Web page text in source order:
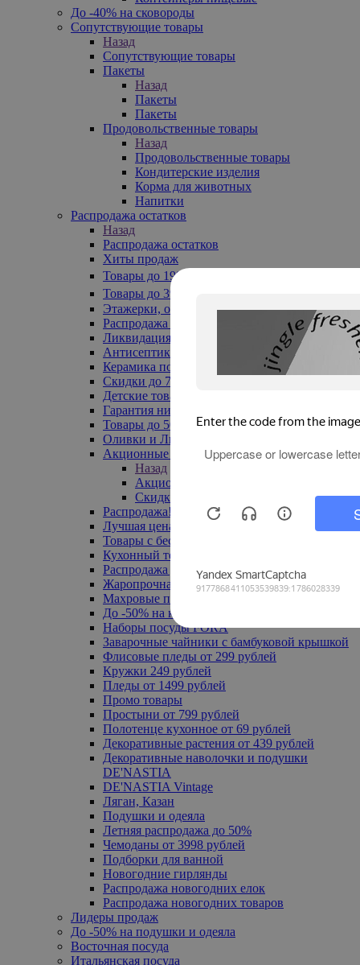
До -40% на сковороды
Сопутствующие товары
Назад
Сопутствующие товары
Пакеты
Назад
Пакеты
Пакеты
Продовольственные товары
Назад
Продовольственные товары
Кондитерские изделия
Корма для животных
Напитки
Распродажа остатков
Назад
Распродажа остатков
Хиты продаж
Товары до 199₽
Товары до 399₽
Этажерки, обувницы
Распродажа текстиля до -50%
Ликвидация до -70%
Антисептики
Керамика по 129 руб
Скидки до 70%
Детские товары
Гарантия низкой цены
Товары до 500 руб
Оливки и Лимоны
Акционные товары
Назад
Акционные товары
Скидка 20% по промокоду
Распродажа! Ульяновск до -70%
Лучшая цена
Товары с бесплатной доставкой
Кухонный текстиль
Распродажа до -50%
Жаропрочная посуда
Махровые полотенца
До -50% на ковры
Наборы посуды FORA
Заварочные чайники с бамбуковой крышкой
Флисовые пледы от 299 рублей
Кружки 249 рублей
Пледы от 1499 рублей
Промо товары
Простыни от 799 рублей
Полотенце кухонное от 69 рублей
Декоративные растения от 439 рублей
Декоративные наволочки и подушки
DE'NASTIA
DE'NASTIA Vintage
Ляган, Казан
Подушки и одеяла
Летняя распродажа до 50%
Чемоданы от 3998 рублей
Подборки для ванной
Новогодние гирлянды
Распродажа новогодних елок
Распродажа новогодних товаров
Лидеры продаж
До -50% на подушки и одеяла
Восточная посуда
Итальянская посуда